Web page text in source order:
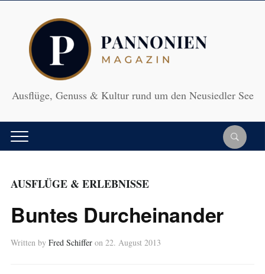
Ausflüge, Genuss & Kultur rund um den Neusiedler See
AUSFLÜGE & ERLEBNISSE
Buntes Durcheinander
Written by Fred Schiffer on 22. August 2013